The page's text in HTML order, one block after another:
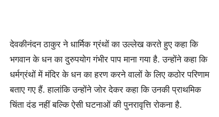
देवकीनंदन ठाकुर ने धार्मिक ग्रंथों का उल्लेख करते हुए कहा कि
भगवान के धन का दुरुपयोग गंभीर पाप माना गया है. उन्होंने कहा कि
धर्मग्रंथों में मंदिर के धन का हरण करने वालों के लिए कठोर परिणाम
बताए गए हैं. हालांकि उन्होंने जोर देकर कहा कि उनकी प्राथमिक
चिंता दंड नहीं बल्कि ऐसी घटनाओं की पुनरावृत्ति रोकना है.